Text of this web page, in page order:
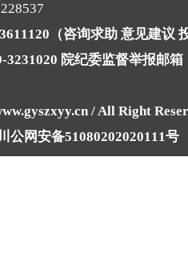
（咨询求助 意见建议
3231020 院纪委监督举报邮箱
/ All Right
公网安备51080202020111号